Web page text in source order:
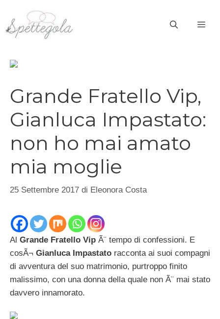
contenuto
Grande Fratello Vip,
Gianluca Impastato:
non ho mai amato
mia moglie
25 Settembre 2017 di Eleonora Costa
Al Grande Fratello Vip Ã¨ tempo di confessioni. E
cosÃ¬ Gianluca Impastato racconta ai suoi compagni
di avventura del suo matrimonio, purtroppo finito
malissimo, con una donna della quale non Ã¨ mai stato
davvero innamorato.